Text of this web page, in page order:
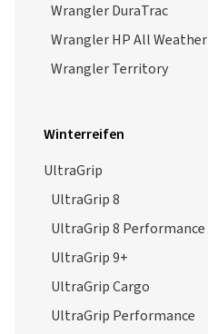
Wrangler DuraTrac
Wrangler HP All Weather
Wrangler Territory
Winterreifen
UltraGrip
UltraGrip 8
UltraGrip 8 Performance
UltraGrip 9+
UltraGrip Cargo
UltraGrip Performance